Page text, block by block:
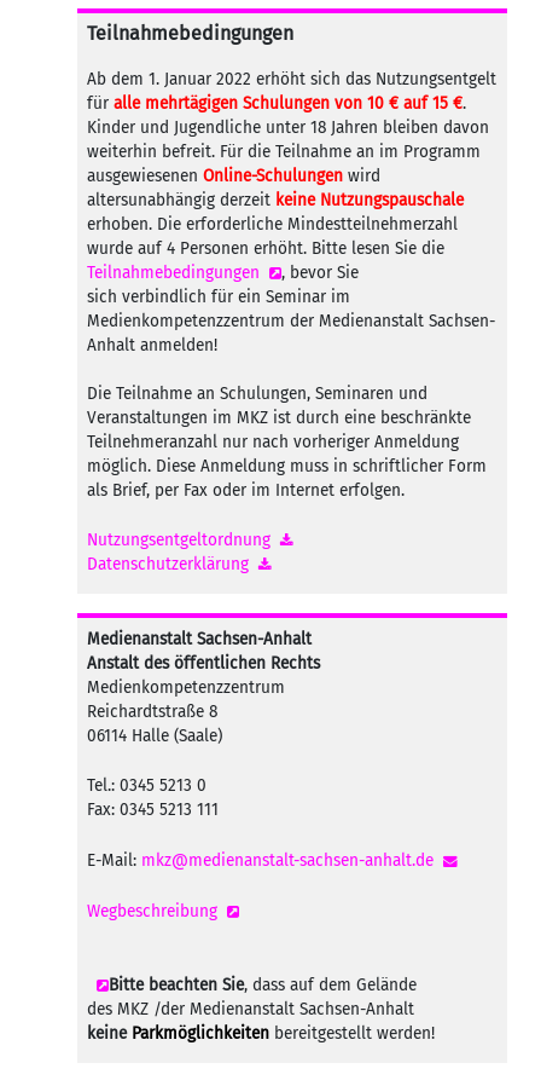
Teilnahmebedingungen
Ab dem 1. Januar 2022 erhöht sich das Nutzungsentgelt
für alle mehrtägigen Schulungen von 10 € auf 15 €.
Kinder und Jugendliche unter 18 Jahren bleiben davon
weiterhin befreit. Für die Teilnahme an im Programm
ausgewiesenen Online-Schulungen wird
altersunabhängig derzeit keine Nutzungspauschale
erhoben. Die erforderliche Mindestteilnehmerzahl
wurde auf 4 Personen erhöht. Bitte lesen Sie die
Teilnahmebedingungen
, bevor Sie
sich verbindlich für ein Seminar im
Medienkompetenzzentrum der Medienanstalt Sachsen-
Anhalt anmelden!
Die Teilnahme an Schulungen, Seminaren und
Veranstaltungen im MKZ ist durch eine beschränkte
Teilnehmeranzahl nur nach vorheriger Anmeldung
möglich. Diese Anmeldung muss in schriftlicher Form
als Brief, per Fax oder im Internet erfolgen.
Nutzungsentgeltordnung
Datenschutzerklärung
Medienanstalt Sachsen-Anhalt
Anstalt des öffentlichen Rechts
Medienkompetenzzentrum
Reichardtstraße 8
06114 Halle (Saale)
Tel.: 0345 5213 0
Fax: 0345 5213 111
E-Mail: mkz@medienanstalt-sachsen-anhalt.de
Wegbeschreibung
Bitte beachten Sie, dass auf dem Gelände
des MKZ /der Medienanstalt Sachsen-Anhalt
keine Parkmöglichkeiten bereitgestellt werden!